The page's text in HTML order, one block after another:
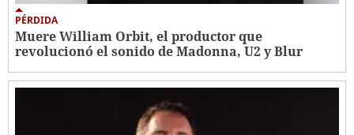
PÉRDIDA
Muere William Orbit, el productor que
revolucionó el sonido de Madonna, U2 y Blur